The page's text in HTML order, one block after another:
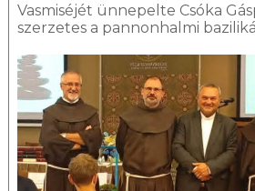
Vasmiséjét ünnepelte Csóka
szerzetes a pannonhalmi